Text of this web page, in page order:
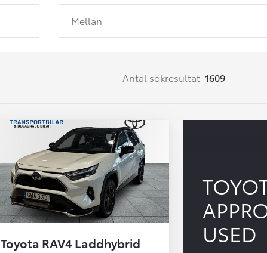
Corolla
HYBRID
Mellan
Antal sökresultat 1609
Toyota RAV4 Laddhybrid
USED